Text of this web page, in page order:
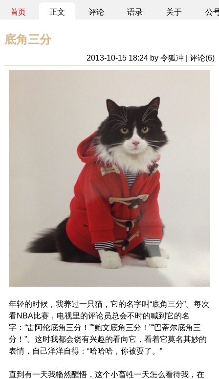
首页 正文 评论 语录 关于 公
底角三分
2013-10-15 18:24 by 令狐冲 | 评论(6)
年轻的时候，我养过一只猫，它的名字叫“底角三分”。每次
看NBA比赛，电视里的评论员总会不时的喊到它的名
字：“雷阿伦底角三分！”“鲍文底角三分！”“巴蒂尔底角三
分！”。这时我都会饶有兴趣的看向它，看着它莫名其妙的
表情，自己洋洋自得：“哈哈哈，你被耍了。”
直到有一天我幡然醒悟，这个小畜牲一天怎么看待我，在